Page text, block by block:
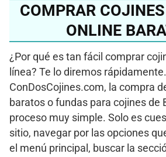
COMPRAR
ONLINE
¿Por qué es tan fácil comprar
línea? Te lo diremos
ConDosCojines.com, la compra
baratos o fundas para cojines de
proceso muy simple. Solo es
sitio, navegar por las opciones
el menú principal, buscar la